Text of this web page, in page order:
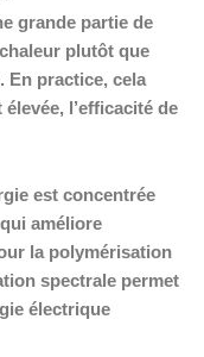
grande partie de
plutôt que
En practice, cela
l’efficacité de
est concentrée
améliore
la polymérisation
spectrale permet
électrique